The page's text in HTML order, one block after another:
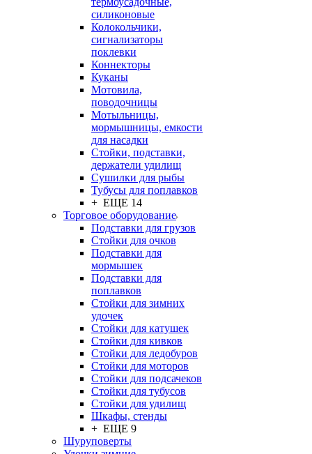
силиконовые
Колокольчики,
сигнализаторы
поклевки
Коннекторы
Куканы
Мотовила,
поводочницы
Мотыльницы,
мормышницы, емкости
для насадки
Стойки, подставки,
держатели удилищ
Сушилки для рыбы
Тубусы для поплавков
+ ЕЩЕ 14
Торговое оборудование
Подставки для грузов
Стойки для очков
Подставки для
мормышек
Подставки для
поплавков
Стойки для зимних
удочек
Стойки для катушек
Стойки для кивков
Стойки для ледобуров
Стойки для моторов
Стойки для подсачеков
Стойки для тубусов
Стойки для удилищ
Шкафы, стенды
+ ЕЩЕ 9
Шуруповерты